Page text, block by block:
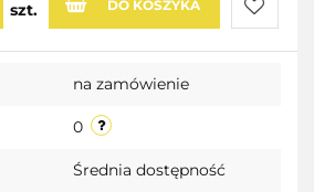
szt. DO KOSZYKA
Do
na zamówienie
0
Średnia dostępność